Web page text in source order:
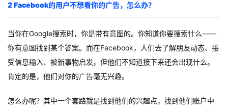
2 Facebook的用户不想看你的广告，怎么办？
当你在Google搜索时，你是带有意图的。你知道你要搜索什么——
你有意图找到某个答案。而在Facebook，人们去了解朋友动态、接
受信息输入、被新事物启发，但他们不知道接下来还会出现什么。
肯定的是，他们对你的广告毫无兴趣。
怎么办呢？其中一个套路就是找到他们的兴趣点，找到他们账户中